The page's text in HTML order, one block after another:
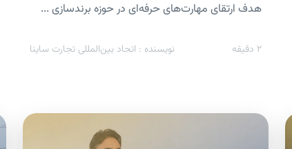
هدف ارتقای مهارت‌های حرفه‌ای در حوزه برندسازی ...
2 دقیقه نویسنده : اتحاد بین‌المللی تجارت ساینا